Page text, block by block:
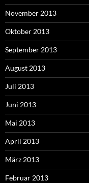
November 2013
Oktober 2013
September 2013
August 2013
Juli 2013
Juni 2013
Mai 2013
April 2013
März 2013
Februar 2013